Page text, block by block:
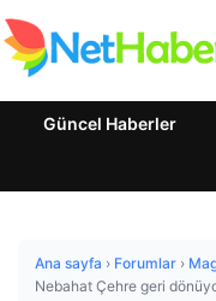
Güncel Haberler
Ana sayfa › Forumlar ›
Nebahat Çehre geri